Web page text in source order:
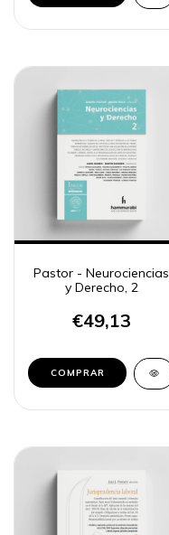
Pastor - Neurociencias
y Derecho, 2
€49,13
COMPRAR